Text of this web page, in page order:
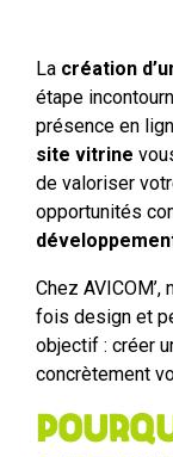
La création
étape
présence en
site vitrine
de valoriser
opportunités
Chez
fois design et
objectif : créer
concrètement